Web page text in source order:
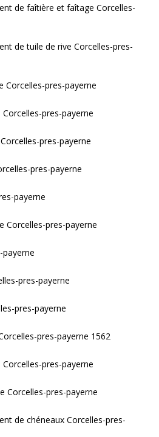
de faîtière et faîtage Corcelles-
de tuile de rive Corcelles-pres-
Corcelles-pres-payerne
pres-payerne
pres-payerne
pres-payerne
payerne
Corcelles-pres-payerne
payerne
pres-payerne
pres-payerne
pres-payerne 1562
pres-payerne
Corcelles-pres-payerne
de chéneaux Corcelles-pres-